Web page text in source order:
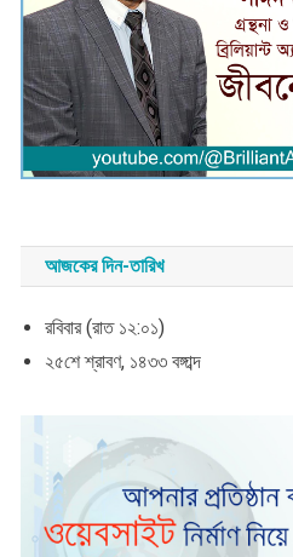
আজকের দিন-তারিখ
রবিবার (রাত ১২:০১)
২৫শে শ্রাবণ, ১৪৩৩ বঙ্গাব্দ